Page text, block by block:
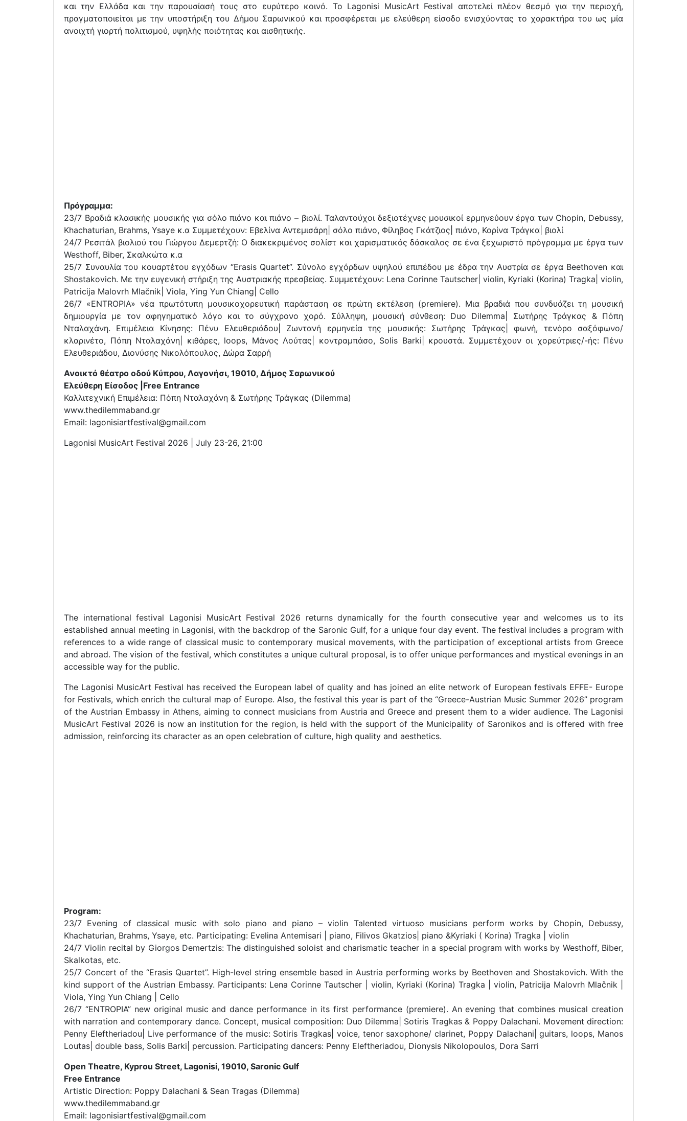
και την Ελλάδα και την παρουσίασή τους στο ευρύτερο κοινό. Το Lagonisi MusicArt Festival αποτελεί πλέον θεσμό για την περιοχή,
πραγματοποιείται με την υποστήριξη του Δήμου Σαρωνικού και προσφέρεται με ελεύθερη είσοδο ενισχύοντας το χαρακτήρα του ως μία
ανοιχτή γιορτή πολιτισμού, υψηλής ποιότητας και αισθητικής.
Πρόγραμμα:
23/7 Βραδιά κλασικής μουσικής για σόλο πιάνο και πιάνο – βιολί. Ταλαντούχοι δεξιοτέχνες μουσικοί ερμηνεύουν έργα των Chopin, Debussy,
Khachaturian, Brahms, Ysaye κ.α Συμμετέχουν: Εβελίνα Αντεμισάρη| σόλο πιάνο, Φίληβος Γκάτζιος| πιάνο, Κορίνα Τράγκα| βιολί
24/7 Ρεσιτάλ βιολιού του Γιώργου Δεμερτζή: Ο διακεκριμένος σολίστ και χαρισματικός δάσκαλος σε ένα ξεχωριστό πρόγραμμα με έργα των
Westhoff, Biber, Σκαλκώτα κ.α
25/7 Συναυλία του κουαρτέτου εγχόδων “Erasis Quartet”. Σύνολο εγχόρδων υψηλού επιπέδου με έδρα την Αυστρία σε έργα Beethoven και
Shostakovich. Με την ευγενική στήριξη της Αυστριακής πρεσβείας. Συμμετέχουν: Lena Corinne Tautscher| violin, Kyriaki (Korina) Tragka| violin,
Patricija Malovrh Mlačnik| Viola, Ying Yun Chiang| Cello
26/7 «ENTROPIA» νέα πρωτότυπη μουσικοχορευτική παράσταση σε πρώτη εκτέλεση (premiere). Μια βραδιά που συνδυάζει τη μουσική
δημιουργία με τον αφηγηματικό λόγο και το σύγχρονο χορό. Σύλληψη, μουσική σύνθεση: Duo Dilemma| Σωτήρης Τράγκας & Πόπη
Νταλαχάνη. Επιμέλεια Κίνησης: Πένυ Ελευθεριάδου| Ζωντανή ερμηνεία της μουσικής: Σωτήρης Τράγκας| φωνή, τενόρο σαξόφωνο/
κλαρινέτο, Πόπη Νταλαχάνη| κιθάρες, loops, Μάνος Λούτας| κοντραμπάσο, Solis Barki| κρουστά. Συμμετέχουν οι χορεύτριες/-ής: Πένυ
Ελευθεριάδου, Διονύσης Νικολόπουλος, Δώρα Σαρρή
Ανοικτό θέατρο οδού Κύπρου, Λαγονήσι, 19010, Δήμος Σαρωνικού
Ελεύθερη Είσοδος |Free Entrance
Καλλιτεχνική Eπιμέλεια: Πόπη Νταλαχάνη & Σωτήρης Τράγκας (Dilemma)
www.thedilemmaband.gr
Email: lagonisiartfestival@gmail.com
Lagonisi MusicArt Festival 2026 | July 23-26, 21:00
The international festival Lagonisi MusicArt Festival 2026 returns dynamically for the fourth consecutive year and welcomes us to its
established annual meeting in Lagonisi, with the backdrop of the Saronic Gulf, for a unique four day event. The festival includes a program with
references to a wide range of classical music to contemporary musical movements, with the participation of exceptional artists from Greece
and abroad. The vision of the festival, which constitutes a unique cultural proposal, is to offer unique performances and mystical evenings in an
accessible way for the public.
The Lagonisi MusicArt Festival has received the European label of quality and has joined an elite network of European festivals EFFE- Europe
for Festivals, which enrich the cultural map of Europe. Also, the festival this year is part of the “Greece-Austrian Music Summer 2026” program
of the Austrian Embassy in Athens, aiming to connect musicians from Austria and Greece and present them to a wider audience. The Lagonisi
MusicArt Festival 2026 is now an institution for the region, is held with the support of the Municipality of Saronikos and is offered with free
admission, reinforcing its character as an open celebration of culture, high quality and aesthetics.
Program:
23/7 Evening of classical music with solo piano and piano – violin Talented virtuoso musicians perform works by Chopin, Debussy,
Khachaturian, Brahms, Ysaye, etc. Participating: Evelina Antemisari | piano, Filivos Gkatzios| piano &Kyriaki ( Korina) Tragka | violin
24/7 Violin recital by Giorgos Demertzis: The distinguished soloist and charismatic teacher in a special program with works by Westhoff, Biber,
Skalkotas, etc.
25/7 Concert of the “Erasis Quartet”. High-level string ensemble based in Austria performing works by Beethoven and Shostakovich. With the
kind support of the Austrian Embassy. Participants: Lena Corinne Tautscher | violin, Kyriaki (Korina) Tragka | violin, Patricija Malovrh Mlačnik |
Viola, Ying Yun Chiang | Cello
26/7 “ENTROPIA” new original music and dance performance in its first performance (premiere). An evening that combines musical creation
with narration and contemporary dance. Concept, musical composition: Duo Dilemma| Sotiris Tragkas & Poppy Dalachani. Movement direction:
Penny Eleftheriadou| Live performance of the music: Sotiris Tragkas| voice, tenor saxophone/ clarinet, Poppy Dalachani| guitars, loops, Manos
Loutas| double bass, Solis Barki| percussion. Participating dancers: Penny Eleftheriadou, Dionysis Nikolopoulos, Dora Sarri
Open Theatre, Kyprou Street, Lagonisi, 19010, Saronic Gulf
Free Entrance
Artistic Direction: Poppy Dalachani & Sean Tragas (Dilemma)
www.thedilemmaband.gr
Email: lagonisiartfestival@gmail.com